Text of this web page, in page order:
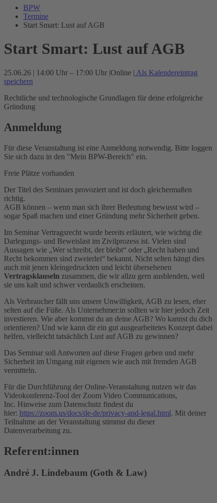
BPW
Termine
Start Smart: Lust auf AGB
Start Smart: Lust auf AGB
25.06.26 | 14:00 Uhr – 17:00 Uhr |Online | Als Kalendereintrag
speichern
Rechtliche und technologische Grundlagen für deine erfolgreiche
Gründung
Anmeldung
Für diese Veranstaltung ist eine Anmeldung notwendig. Bitte loggen
Sie sich dazu in den "Mein BPW-Bereich" ein.
Freie Plätze vorhanden
Der Titel des Seminars provoziert und ist doch gleichermaßen
richtig.
AGB können – wenn man sich ihrer Bedeutung bewusst wird –
sogar Spaß machen und einer Gründung mehr Sicherheit geben.
Im Seminar Vertragsrecht wurde bereits erläutert, wie wichtig die
Darlegungs- und Beweislast im Zivilprozess ist. Vielen sind
Aussagen wie „Wer schreibt, der bleibt“ oder „Recht haben und
Recht bekommen sind zweierlei“ bekannt. Nicht selten hängt dies
auch mit jenen kleingedruckten und leicht übersehenen
Vertragsklauseln zusammen, die wir allzu gern ausblenden, weil
sie uns kalt und schwer verdaulich erscheinen.
Als Verbraucher fällt uns unsere Unwilligkeit, AGB zu lesen, eher
selten auf die Füße. Als Unternehmer:in sollten wir hier jedoch Zeit
investieren. Wie aber kommst du an deine AGB? Wo kannst du dich
orientieren? Und wie kann dir ein gut ausgearbeitetes Konzept dabei
helfen, vielleicht tatsächlich Lust auf AGB zu gewinnen?
Das Seminar soll Antworten auf diese Fragen geben und mehr
Sicherheit im Umgang mit eigenen wie auch mit fremden AGB
vermitteln.
Für die Durchführung der Online-Veranstaltung nutzen wir das
Videokonferenz-Tool der Zoom Video Communications,
Inc. Hinweise zum Datenschutz findest du
hier: https://zoom.us/docs/de-de/privacy-and-legal.html. Mit deiner
Teilnahme an der Veranstaltung stimmst du dieser
Datenverarbeitung zu.
Referent:innen
André J. Lindebaum (Goth & Law)